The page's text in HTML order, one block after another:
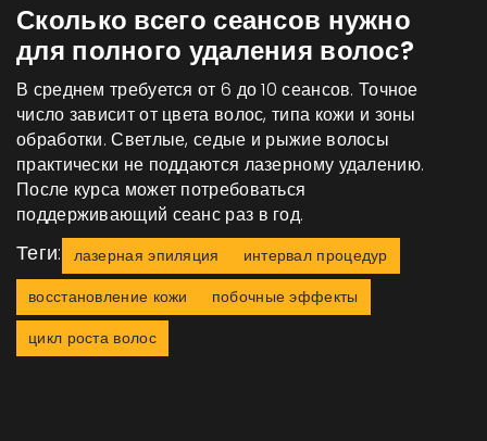
Сколько всего сеансов нужно
для полного удаления волос?
В среднем требуется от 6 до 10 сеансов. Точное
число зависит от цвета волос, типа кожи и зоны
обработки. Светлые, седые и рыжие волосы
практически не поддаются лазерному удалению.
После курса может потребоваться
поддерживающий сеанс раз в год.
Теги: лазерная эпиляция
интервал процедур
восстановление кожи
побочные эффекты
цикл роста волос